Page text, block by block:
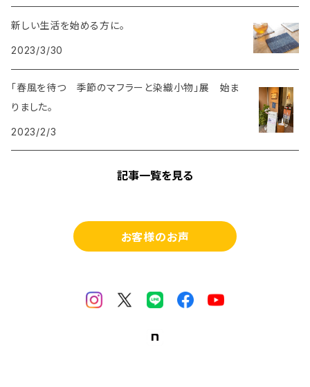
新しい生活を始める方に。
2023/3/30
「春風を待つ 季節のマフラーと染織小物」展 始ま
りました。
2023/2/3
記事一覧を見る
お客様のお声